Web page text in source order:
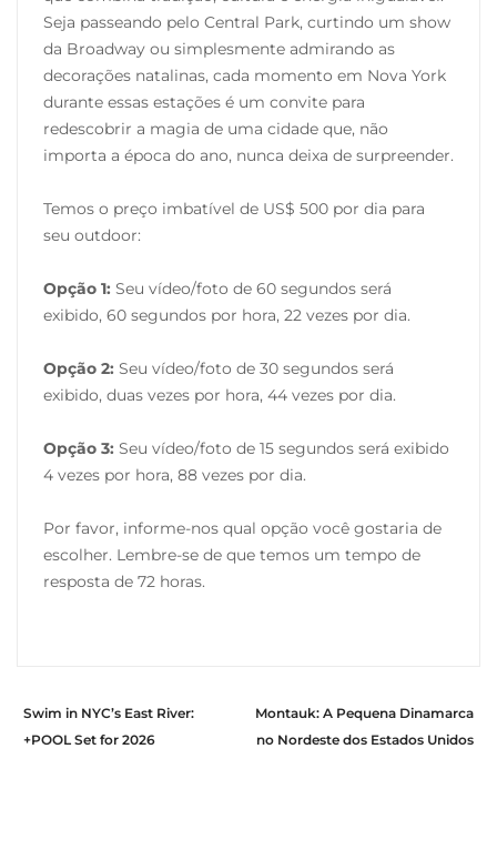
Seja passeando pelo Central Park, curtindo um show
da Broadway ou simplesmente admirando as
decorações natalinas, cada momento em Nova York
durante essas estações é um convite para
redescobrir a magia de uma cidade que, não
importa a época do ano, nunca deixa de surpreender.
Temos o preço imbatível de US$ 500 por dia para
seu outdoor:
Opção 1: Seu vídeo/foto de 60 segundos será
exibido, 60 segundos por hora, 22 vezes por dia.
Opção 2: Seu vídeo/foto de 30 segundos será
exibido, duas vezes por hora, 44 vezes por dia.
Opção 3: Seu vídeo/foto de 15 segundos será exibido
4 vezes por hora, 88 vezes por dia.
Por favor, informe-nos qual opção você gostaria de
escolher. Lembre-se de que temos um tempo de
resposta de 72 horas.
Swim in NYC’s East River:
+POOL Set for 2026
Montauk: A Pequena Dinamarca
no Nordeste dos Estados Unidos